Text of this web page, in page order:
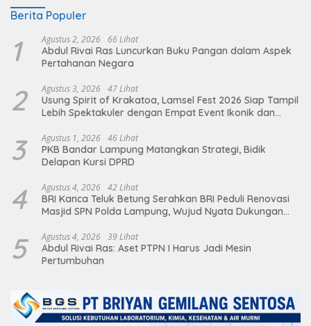
Berita Populer
1 Agustus 2, 2026 66 Lihat
Abdul Rivai Ras Luncurkan Buku Pangan dalam Aspek
Pertahanan Negara
2 Agustus 3, 2026 47 Lihat
Usung Spirit of Krakatoa, Lamsel Fest 2026 Siap Tampil
Lebih Spektakuler dengan Empat Event Ikonik dan
3 Agustus 1, 2026 46 Lihat
PKB Bandar Lampung Matangkan Strategi, Bidik
Delapan Kursi DPRD
4 Agustus 4, 2026 42 Lihat
BRI Kanca Teluk Betung Serahkan BRI Peduli Renovasi
Masjid SPN Polda Lampung, Wujud Nyata Dukungan
5 Agustus 4, 2026 39 Lihat
Abdul Rivai Ras: Aset PTPN I Harus Jadi Mesin
Pertumbuhan